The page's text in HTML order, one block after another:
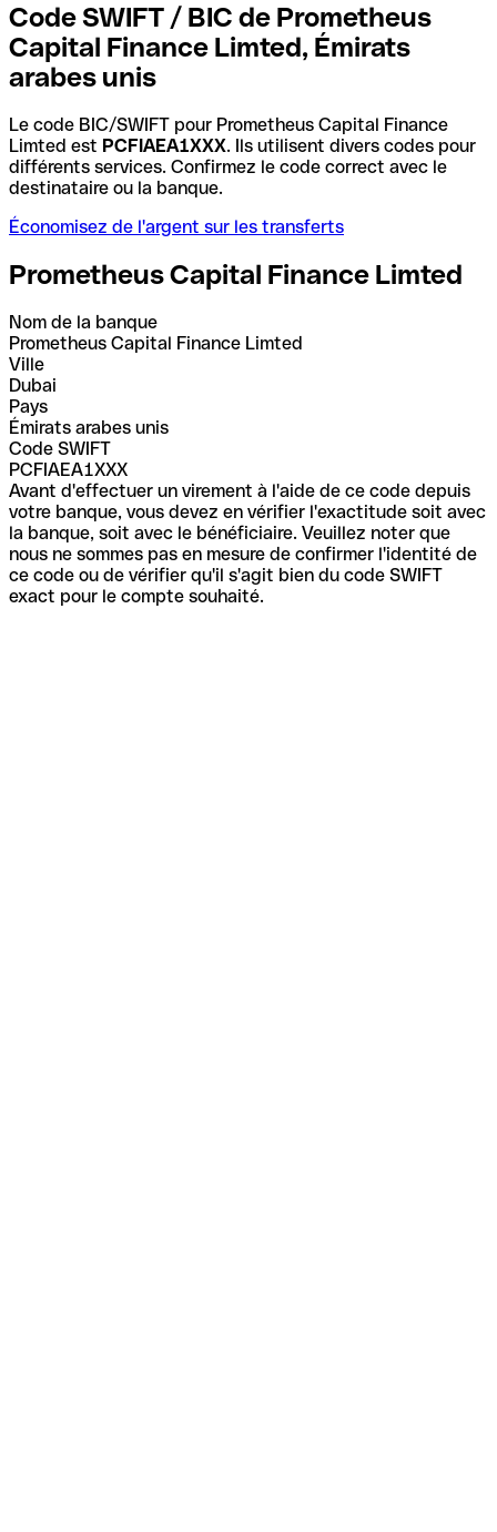
Code SWIFT / BIC de Prometheus
Capital Finance Limted, Émirats
arabes unis
Le code BIC/SWIFT pour Prometheus Capital Finance
Limted est PCFIAEA1XXX. Ils utilisent divers codes pour
différents services. Confirmez le code correct avec le
destinataire ou la banque.
Économisez de l'argent sur les transferts
Prometheus Capital Finance Limted
Nom de la banque
Prometheus Capital Finance Limted
Ville
Dubai
Pays
Émirats arabes unis
Code SWIFT
PCFIAEA1XXX
Avant d'effectuer un virement à l'aide de ce code depuis
votre banque, vous devez en vérifier l'exactitude soit avec
la banque, soit avec le bénéficiaire. Veuillez noter que
nous ne sommes pas en mesure de confirmer l'identité de
ce code ou de vérifier qu'il s'agit bien du code SWIFT
exact pour le compte souhaité.